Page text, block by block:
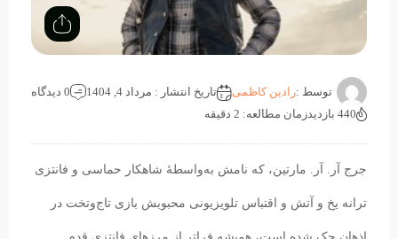
توسط :رادین کاظمی تاریخ انتشار : مرداد 4, 1404
0 دیدگاه
440 بازدید
زمان مطالعه: 2 دقیقه
جرج آر. آر. مارتین، که نامش به‌واسطهٔ شاهکار حماسی و فانتزی
ترانه یخ و آتش و اقتباس تلویزیونی محبوبش بازی تاج‌وتخت در